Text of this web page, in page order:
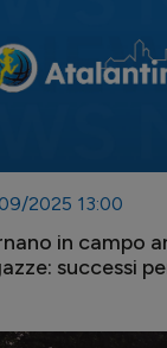
2025 13:00
in campo
successi